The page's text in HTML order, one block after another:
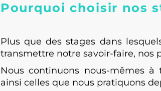
Pourquoi choisir nos
Plus que des stages dans
transmettre notre savoir-faire, nos
Nous continuons nous-mêmes à
ainsi celles que nous pratiquons